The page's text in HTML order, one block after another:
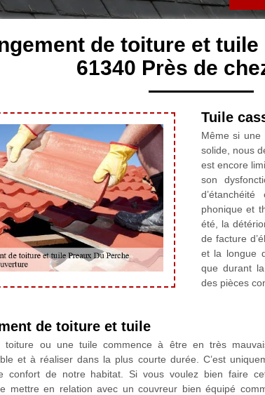
de toiture et tuile
61340 Près de
Tuile
Même si une
solide, nous
est encore
son
phonique et
été, la
de facture
et la longue
que durant
des pièces
de toiture et tuile
toiture ou une tuile commence à être en très
et à réaliser dans la plus courte durée. C’est
confort de notre habitat. Si vous voulez bien faire
mettre en relation avec un couvreur bien équipé